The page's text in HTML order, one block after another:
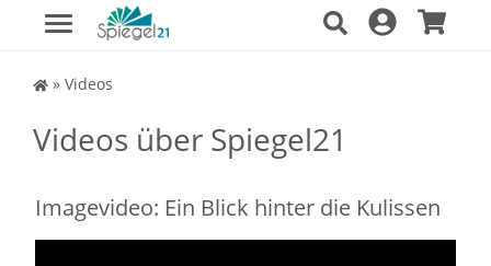
Spiegel Shop
» Videos
Videos über Spiegel21
Imagevideo: Ein Blick hinter die Kulissen